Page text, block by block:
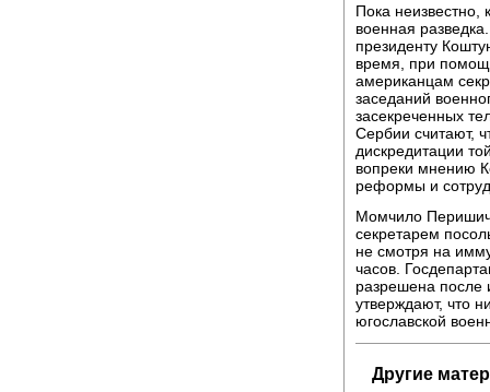
Пока неизвестно,
военная
президенту
время, при
американцам
заседаний
засекреченных
Сербии считают,
дискредитации
вопреки мнению
реформы и
Момчило
секретарем
не смотря на
часов.
разрешена после
утверждают, что
югославской
Другие